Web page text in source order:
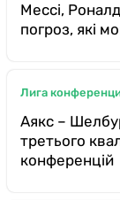
Мессі,
погроз, які
Лига
Аякс –
третього
конференцій